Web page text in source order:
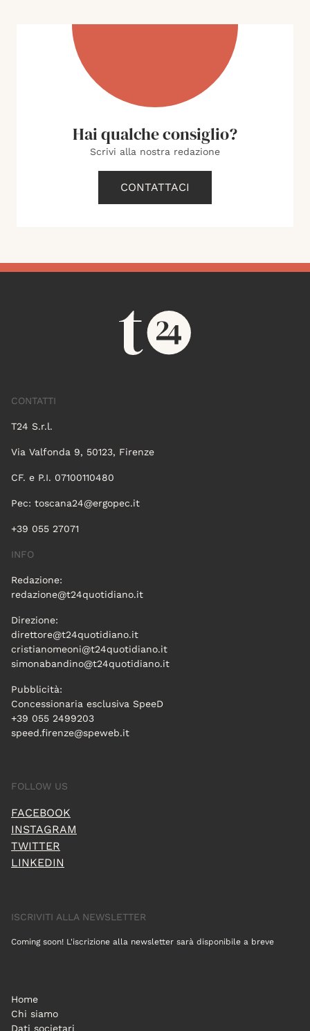
Hai qualche consiglio?
Scrivi alla nostra redazione
CONTATTACI
CONTATTI
T24 S.r.l.
Via Valfonda 9, 50123, Firenze
CF. e P.I. 07100110480
Pec: toscana24@ergopec.it
+39 055 27071
INFO
Redazione:
redazione@t24quotidiano.it
Direzione:
direttore@t24quotidiano.it
cristianomeoni@t24quotidiano.it
simonabandino@t24quotidiano.it
Pubblicità:
Concessionaria esclusiva SpeeD
+39 055 2499203
speed.firenze@speweb.it
FOLLOW US
FACEBOOK
INSTAGRAM
TWITTER
LINKEDIN
ISCRIVITI ALLA NEWSLETTER
Coming soon! L'iscrizione alla newsletter sarà disponibile a breve
Home
Chi siamo
Dati societari